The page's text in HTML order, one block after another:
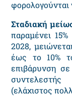
φορολογούνται
Σταδιακή
παραμένει
2028,
έως το 10%
επιβάρυνση σε
(ελάχιστος